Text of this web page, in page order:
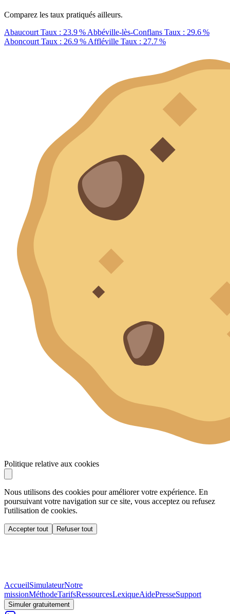
Comparez les taux pratiqués ailleurs.
Abaucourt Taux : 23.9 % Abbéville-lès-Conflans Taux : 29.6 %
Aboncourt Taux : 26.9 % Affléville Taux : 27.7 %
Politique relative aux cookies
Nous utilisons des cookies pour améliorer votre expérience. En
poursuivant votre navigation sur ce site, vous acceptez ou refusez
l'utilisation de cookies.
Accepter tout Refuser tout
AccueilSimulateurNotre
missionMéthodeTarifsRessourcesLexiqueAidePresseSupport
Simuler gratuitement